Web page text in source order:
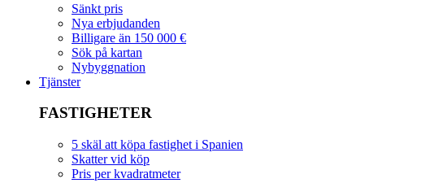
Sänkt pris
Nya erbjudanden
Billigare än 150 000 €
Sök på kartan
Nybyggnation
Tjänster
FASTIGHETER
5 skäl att köpa fastighet i Spanien
Skatter vid köp
Pris per kvadratmeter